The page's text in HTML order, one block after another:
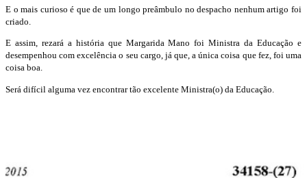
E o mais curioso é que de um longo preâmbulo no despacho nenhum artigo foi
criado.
E assim, rezará a história que Margarida Mano foi Ministra da Educação e
desempenhou com excelência o seu cargo, já que, a única coisa que fez, foi uma
coisa boa.
Será difícil alguma vez encontrar tão excelente Ministra(o) da Educação.